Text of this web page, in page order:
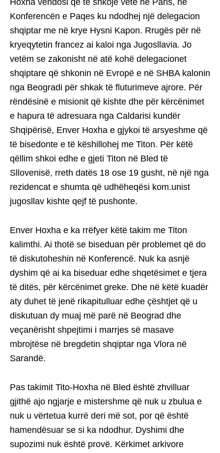
Hoxha vendosi që të shkojë vetë në Paris, në
Konferencën e Paqes ku ndodhej një delegacion
shqiptar me në krye Hysni Kapon. Rrugës për në
kryeqytetin francez ai kaloi nga Jugosllavia. Jo
vetëm se zakonisht në atë kohë delegacionet
shqiptare që shkonin në Evropë e në SHBA kalonin
nga Beogradi për shkak të fluturimeve ajrore. Për
rëndësinë e misionit që kishte dhe për kërcënimet
e hapura të adresuara nga Caldarisi kundër
Shqipërisë, Enver Hoxha e gjykoi të arsyeshme që
të bisedonte e të këshillohej me Titon. Për këtë
qëllim shkoi edhe e gjeti Titon në Bled të
Sllovenisë, rreth datës 18 ose 19 gusht, në një nga
rezidencat e shumta që udhëheqësi kom.unist
jugosllav kishte qejf të pushonte.
Enver Hoxha e ka rrëfyer këtë takim me Titon
kalimthi. Ai thotë se biseduan për problemet që do
të diskutoheshin në Konferencë. Nuk ka asnjë
dyshim që ai ka biseduar edhe shqetësimet e tjera
të ditës, për kërcënimet greke. Dhe në këtë kuadër
aty duhet të jenë rikapitulluar edhe çështjet që u
diskutuan dy muaj më parë në Beograd dhe
veçanërisht shpejtimi i marrjes së masave
mbrojtëse në bregdetin shqiptar nga Vlora në
Sarandë.
Pas takimit Tito-Hoxha në Bled është zhvilluar
gjithë ajo ngjarje e mistershme që nuk u zbulua e
nuk u vërtetua kurrë deri më sot, por që është
hamendësuar se si ka ndodhur. Dyshimi dhe
supozimi nuk është provë. Kërkimet arkivore